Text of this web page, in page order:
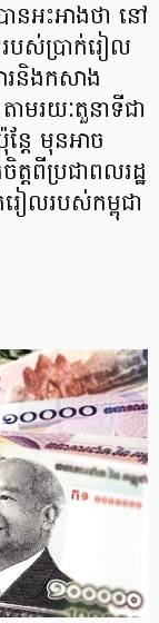
ានអះអាងថា នៅ
របស់ប្រាក់រៀល
រនិងកសាង
ាមរយៈតួនាទីជា
ដែ មុនអាច
តពីប្រជាពលរដ្ឋ
រៀលរបស់កម្ពុជា